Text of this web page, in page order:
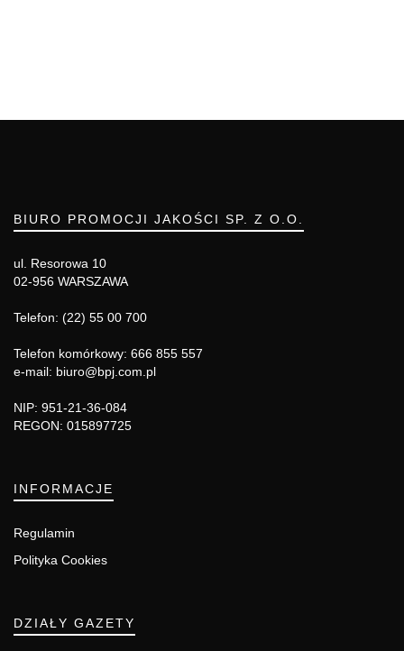
BIURO PROMOCJI JAKOŚCI SP. Z O.O.
ul. Resorowa 10
02-956 WARSZAWA
Telefon: (22) 55 00 700
Telefon komórkowy: 666 855 557
e-mail: biuro@bpj.com.pl
NIP: 951-21-36-084
REGON: 015897725
INFORMACJE
Regulamin
Polityka Cookies
DZIAŁY GAZETY